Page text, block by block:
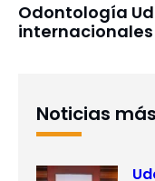
Odontología
internacionales
Noticias